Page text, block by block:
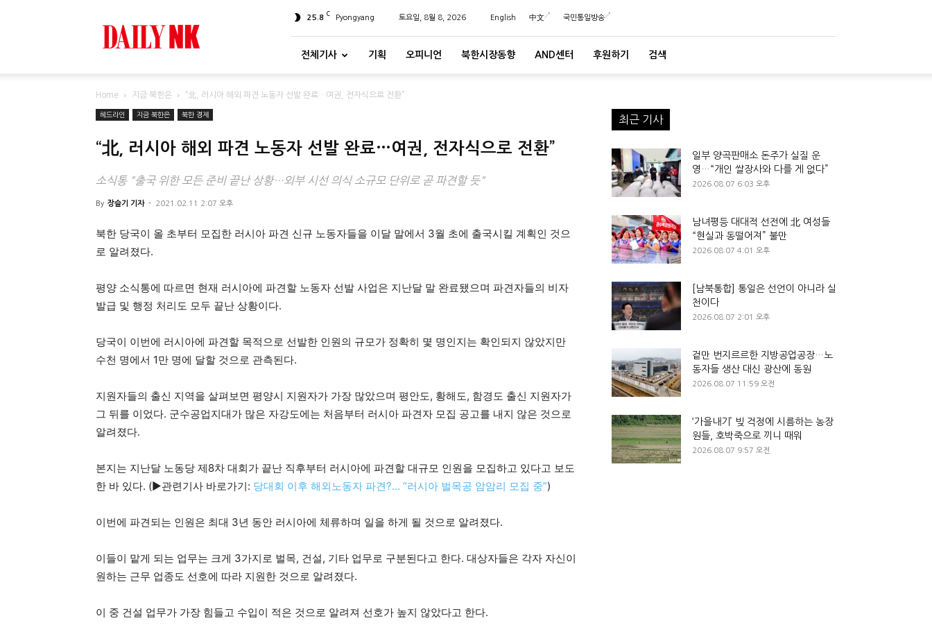
25.8 C Pyongyang 토요일, 8월 8, 2026 English 中文 국민통일방송
전체기사 기획 오피니언 북한시장동향 AND센터 후원하기 검색
Home 지금 북한은 “北, 러시아 해외 파견 노동자 선발 완료…여권, 전자식으로 전환”
헤드라인 지금 북한은 북한 경제
“北, 러시아 해외 파견 노동자 선발 완료…여권, 전자식으로 전환”
소식통 "출국 위한 모든 준비 끝난 상황…외부 시선 의식 소규모 단위로 곧 파견할 듯"
By 장슬기 기자 - 2021.02.11 2:07 오후
북한 당국이 올 초부터 모집한 러시아 파견 신규 노동자들을 이달 말에서 3월 초에 출국시킬 계획인 것으
로 알려졌다.
평양 소식통에 따르면 현재 러시아에 파견할 노동자 선발 사업은 지난달 말 완료됐으며 파견자들의 비자
발급 및 행정 처리도 모두 끝난 상황이다.
당국이 이번에 러시아에 파견할 목적으로 선발한 인원의 규모가 정확히 몇 명인지는 확인되지 않았지만
수천 명에서 1만 명에 달할 것으로 관측된다.
지원자들의 출신 지역을 살펴보면 평양시 지원자가 가장 많았으며 평안도, 황해도, 함경도 출신 지원자가
그 뒤를 이었다. 군수공업지대가 많은 자강도에는 처음부터 러시아 파견자 모집 공고를 내지 않은 것으로
알려졌다.
본지는 지난달 노동당 제8차 대회가 끝난 직후부터 러시아에 파견할 대규모 인원을 모집하고 있다고 보도
한 바 있다. (▶관련기사 바로가기: 당대회 이후 해외노동자 파견?… “러시아 벌목공 암암리 모집 중”)
이번에 파견되는 인원은 최대 3년 동안 러시아에 체류하며 일을 하게 될 것으로 알려졌다.
이들이 맡게 되는 업무는 크게 3가지로 벌목, 건설, 기타 업무로 구분된다고 한다. 대상자들은 각자 자신이
원하는 근무 업종도 선호에 따라 지원한 것으로 알려졌다.
이 중 건설 업무가 가장 힘들고 수입이 적은 것으로 알려져 선호가 높지 않았다고 한다.
최근 기사
일부 양곡판매소 돈주가 실질 운
영…“개인 쌀장사와 다를 게 없다”
2026.08.07 6:03 오후
남녀평등 대대적 선전에 北 여성들
“현실과 동떨어져” 불만
2026.08.07 4:01 오후
[남북통합] 통일은 선언이 아니라 실
천이다
2026.08.07 2:01 오후
겉만 번지르르한 지방공업공장…노
동자들 생산 대신 광산에 동원
2026.08.07 11:59 오전
‘가을내기’ 빚 걱정에 시름하는 농장
원들, 호박죽으로 끼니 때워
2026.08.07 9:57 오전